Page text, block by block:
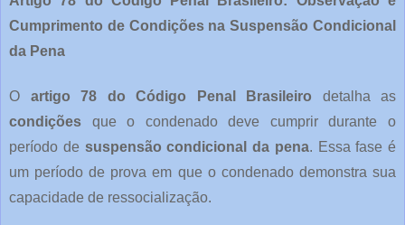
Cumprimento de Condições na Suspensão Condicional
da Pena
O artigo 78 do Código Penal Brasileiro detalha as
condições que o condenado deve cumprir durante o
período de suspensão condicional da pena. Essa fase é
um período de prova em que o condenado demonstra sua
capacidade de ressocialização.